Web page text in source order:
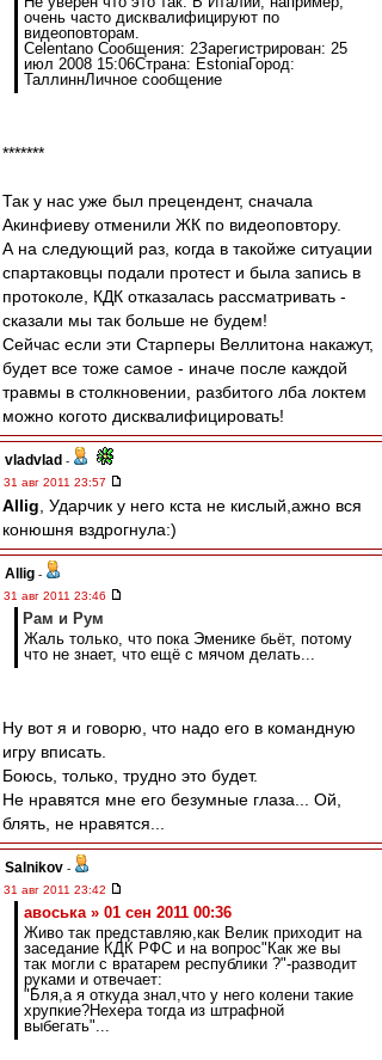
очень часто дисквалифицируют по
видеоповторам.
Celentano Сообщения: 2Зарегистрирован: 25
июл 2008 15:06Страна: EstoniaГород:
ТаллиннЛичное сообщение
*******
Так у нас уже был прецендент, сначала
Акинфиеву отменили ЖК по видеоповтору.
А на следующий раз, когда в такойже ситуации
спартаковцы подали протест и была запись в
протоколе, КДК отказалась рассматривать -
сказали мы так больше не будем!
Сейчас если эти Старперы Веллитона накажут,
будет все тоже самое - иначе после каждой
травмы в столкновении, разбитого лба локтем
можно когото дисквалифицировать!
vladvlad -
31 авг 2011 23:57
Allig , Ударчик у него кста не кислый,ажно вся
конюшня вздрогнула:)
Allig -
31 авг 2011 23:46
Рам и Рум
Жаль только, что пока Эменике бьёт, потому
что не знает, что ещё с мячом делать...
Ну вот я и говорю, что надо его в командную
игру вписать.
Боюсь, только, трудно это будет.
Не нравятся мне его безумные глаза... Ой,
блять, не нравятся...
Salnikov -
31 авг 2011 23:42
авоська » 01 сен 2011 00:36
Живо так представляю,как Велик приходит на
заседание КДК РФС и на вопрос"Как же вы
так могли с вратарем республики ?"-разводит
руками и отвечает:
"Бля,а я откуда знал,что у него колени такие
хрупкие?Нехера тогда из штрафной
выбегать"...